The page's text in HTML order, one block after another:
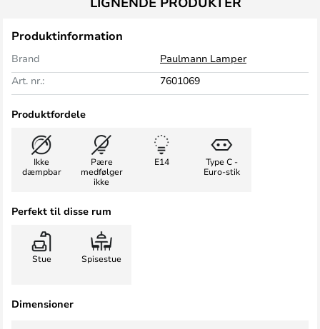
Produktinformation
Brand
Paulmann Lamper
Art. nr.:
7601069
Produktfordele
Ikke
dæmpbar
Pære
medfølger
ikke
E14
Type C -
Euro-stik
Perfekt til disse rum
Stue Spisestue
Dimensioner